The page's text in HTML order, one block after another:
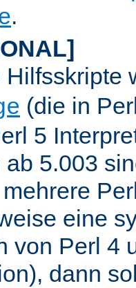
.
Hilfsskripte
(die in
5
ab 5.003
eine
von Perl 4
dann